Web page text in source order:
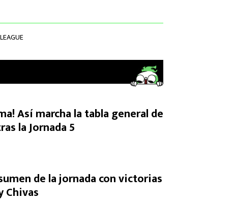
Así marcha la tabla general de
la Jornada 5
de la jornada con victorias
Chivas